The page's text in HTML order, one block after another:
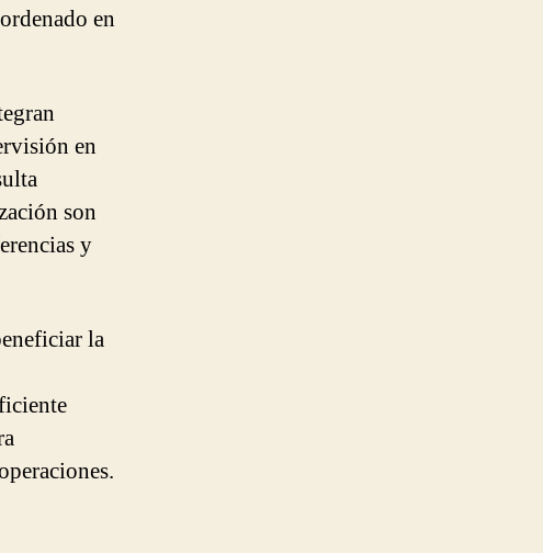
en
en
son
y
la